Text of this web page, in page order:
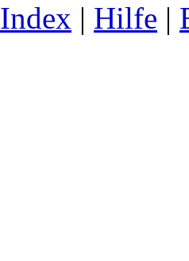
Index | Hilfe |